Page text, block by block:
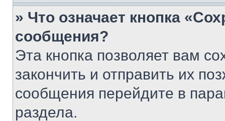
» Что означает кнопка
сообщения?
Эта кнопка позволяет вам
закончить и отправить их
сообщения перейдите в
раздела.